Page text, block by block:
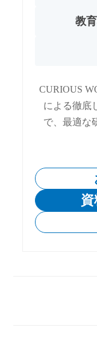
教
CURIOUS
による徹底
で、最適な